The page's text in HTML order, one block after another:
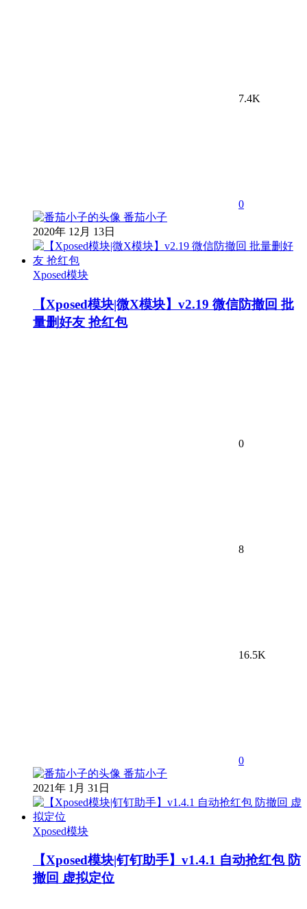
7.4K
0
番茄小子
2020年 12月 13日
Xposed模块
【Xposed模块|微X模块】v2.19 微信防撤回 批
量删好友 抢红包
0
8
16.5K
0
番茄小子
2021年 1月 31日
Xposed模块
【Xposed模块|钉钉助手】v1.4.1 自动抢红包 防
撤回 虚拟定位